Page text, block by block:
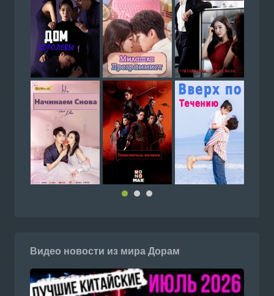
Видео новости из мира Дорам